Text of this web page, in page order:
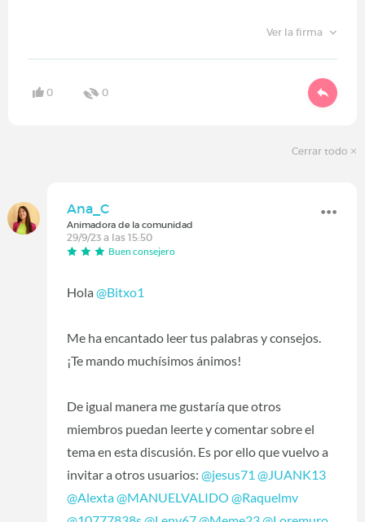
Ver la firma
0 0
Cerrar todo
Ana_C
Animadora de la comunidad
29/9/23 a las 15:50
Buen consejero
Hola @Bitxo1
Me ha encantado leer tus palabras y consejos.
¡Te mando muchísimos ánimos!
De igual manera me gustaría que otros
miembros puedan leerte y comentar sobre el
tema en esta discusión. Es por ello que vuelvo a
invitar a otros usuarios: @jesus71 @JUANK13
@Alexta@MANUELVALIDO @Raquelmv